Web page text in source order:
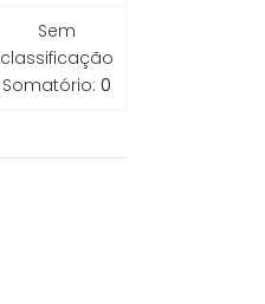
Sem
classificação
Somatório: 0